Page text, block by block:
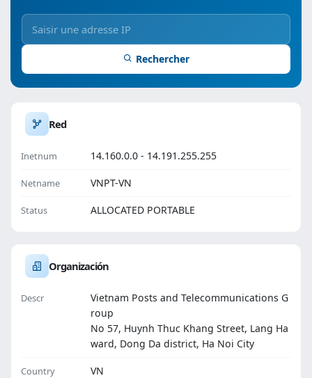
Rechercher
Red
Inetnum 14.160.0.0 - 14.191.255.255
Netname VNPT-VN
Status ALLOCATED PORTABLE
Organización
Descr
Vietnam Posts and Telecommunications G
roup
No 57, Huynh Thuc Khang Street, Lang Ha
ward, Dong Da district, Ha Noi City
Country
VN